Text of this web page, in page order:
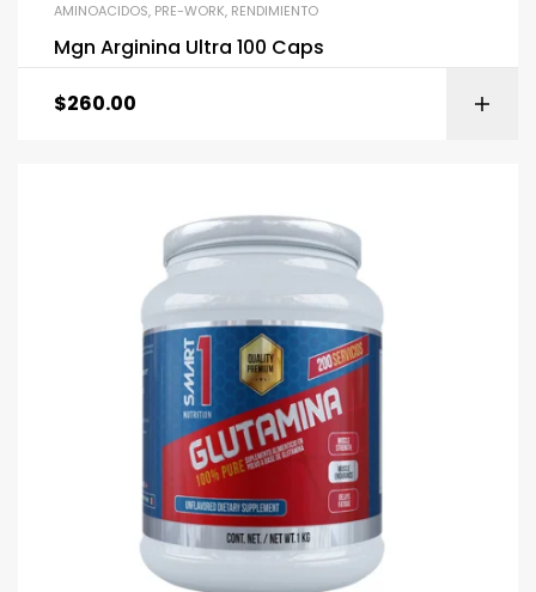
AMINOACIDOS, PRE-WORK, RENDIMIENTO
Mgn Arginina Ultra 100 Caps
$260.00